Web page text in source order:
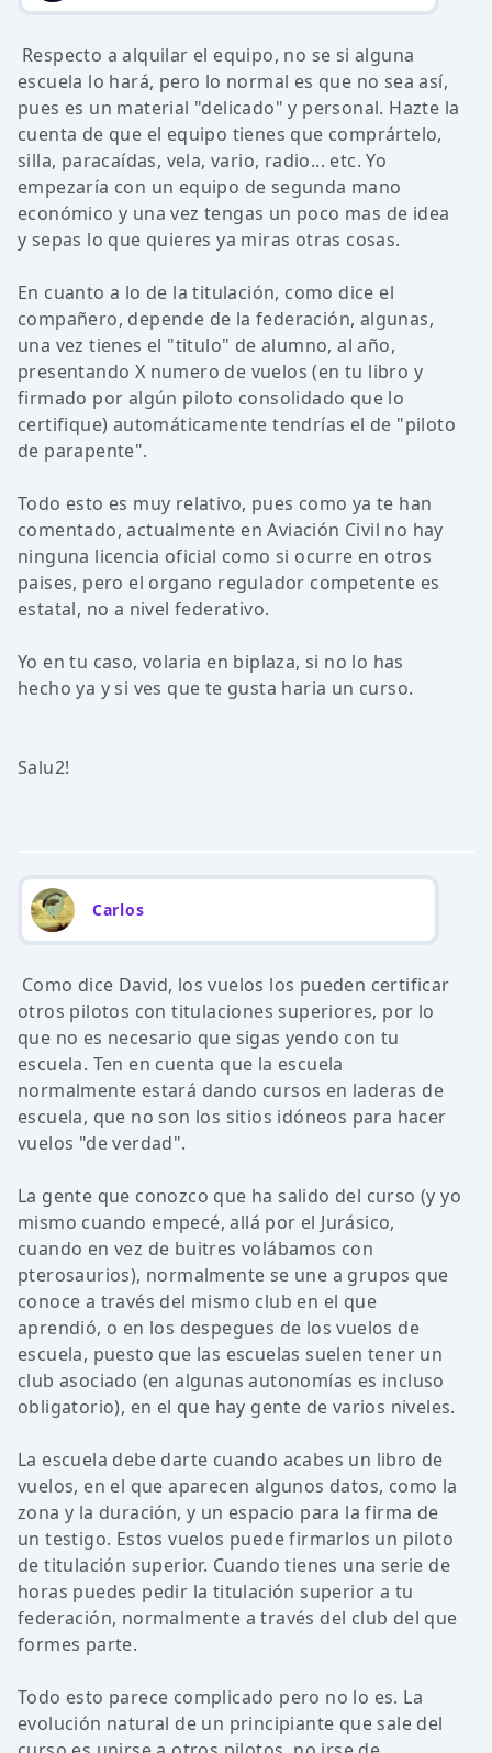
Respecto a alquilar el equipo, no se si alguna
escuela lo hará, pero lo normal es que no sea así,
pues es un material "delicado" y personal. Hazte la
cuenta de que el equipo tienes que comprártelo,
silla, paracaídas, vela, vario, radio... etc. Yo
empezaría con un equipo de segunda mano
económico y una vez tengas un poco mas de idea
y sepas lo que quieres ya miras otras cosas.
En cuanto a lo de la titulación, como dice el
compañero, depende de la federación, algunas,
una vez tienes el "titulo" de alumno, al año,
presentando X numero de vuelos (en tu libro y
firmado por algún piloto consolidado que lo
certifique) automáticamente tendrías el de "piloto
de parapente".
Todo esto es muy relativo, pues como ya te han
comentado, actualmente en Aviación Civil no hay
ninguna licencia oficial como si ocurre en otros
paises, pero el organo regulador competente es
estatal, no a nivel federativo.
Yo en tu caso, volaria en biplaza, si no lo has
hecho ya y si ves que te gusta haria un curso.
Salu2!
Carlos
Como dice David, los vuelos los pueden certificar
otros pilotos con titulaciones superiores, por lo
que no es necesario que sigas yendo con tu
escuela. Ten en cuenta que la escuela
normalmente estará dando cursos en laderas de
escuela, que no son los sitios idóneos para hacer
vuelos "de verdad".
La gente que conozco que ha salido del curso (y yo
mismo cuando empecé, allá por el Jurásico,
cuando en vez de buitres volábamos con
pterosaurios), normalmente se une a grupos que
conoce a través del mismo club en el que
aprendió, o en los despegues de los vuelos de
escuela, puesto que las escuelas suelen tener un
club asociado (en algunas autonomías es incluso
obligatorio), en el que hay gente de varios niveles.
La escuela debe darte cuando acabes un libro de
vuelos, en el que aparecen algunos datos, como la
zona y la duración, y un espacio para la firma de
un testigo. Estos vuelos puede firmarlos un piloto
de titulación superior. Cuando tienes una serie de
horas puedes pedir la titulación superior a tu
federación, normalmente a través del club del que
formes parte.
Todo esto parece complicado pero no lo es. La
evolución natural de un principiante que sale del